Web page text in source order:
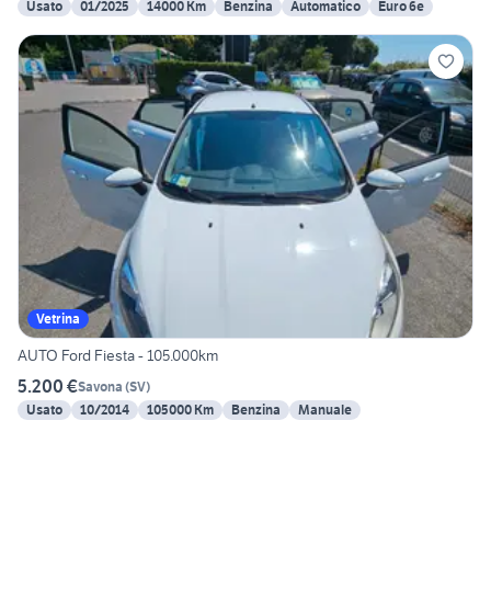
Usato 01/2025 14000 Km Benzina Automatico Euro 6e
Vetrina
AUTO Ford Fiesta - 105.000km
5.200 €Savona (SV)
Usato
10/2014 105000 Km Benzina Manuale